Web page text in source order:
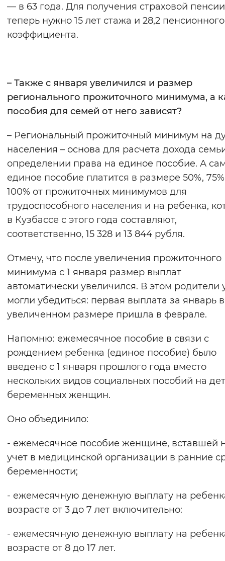
— в 63 года. Для получения страховой пенсии
теперь нужно 15 лет стажа и 28,2 пенсионного
коэффициента.
– Также с января увеличился и размер
регионального прожиточного минимума, а
пособия для семей от него зависят?
– Региональный прожиточный минимум на
населения – основа для расчета дохода
определении права на единое пособие. А
единое пособие платится в размере 50%,
100% от прожиточных минимумов для
трудоспособного населения и на ребенка,
в Кузбассе с этого года составляют,
соответственно, 15 328 и 13 844 рубля.
Отмечу, что после увеличения прожиточного
минимума с 1 января размер выплат
автоматически увеличился. В этом родители
могли убедиться: первая выплата за январь в
увеличенном размере пришла в феврале.
Напомню: ежемесячное пособие в связи с
рождением ребенка (единое пособие) было
введено с 1 января прошлого года вместо
нескольких видов социальных пособий на
беременных женщин.
Оно объединило:
- ежемесячное пособие женщине, вставшей
учет в медицинской организации в ранние
беременности;
- ежемесячную денежную выплату на
возрасте от 3 до 7 лет включительно:
- ежемесячную денежную выплату на
возрасте от 8 до 17 лет.